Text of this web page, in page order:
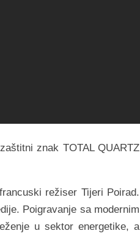
znak TOTAL QUARTZ
režiser Tijeri Poirad.
Poigravanje sa modernim
u sektor energetike, a